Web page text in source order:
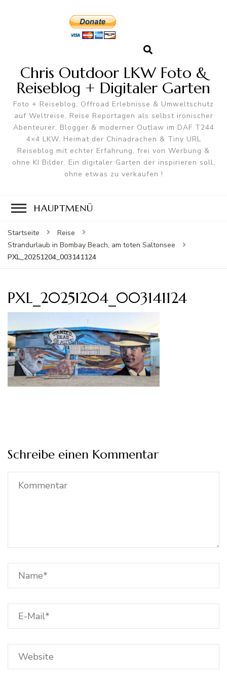
Chris Outdoor LKW Foto &
Reiseblog + Digitaler Garten
Foto + Reiseblog, Offroad Erlebnisse & Umweltschutz
auf Weltreise. Reise Reportagen als selbst ironischer
Abenteurer, Blogger & moderner Outlaw im DAF T244
4×4 LKW. Heimat der Chinadrachen & Tiny URL
Reiseblog mit echter Erfahrung, frei von Werbung &
ohne KI Bilder. Ein digitaler Garten der inspirieren soll,
ohne etwas zu verkaufen !
HAUPTMENÜ
Startseite
Reise
Strandurlaub in Bombay Beach, am toten Saltonsee
PXL_20251204_003141124
PXL_20251204_003141124
Schreibe einen Kommentar